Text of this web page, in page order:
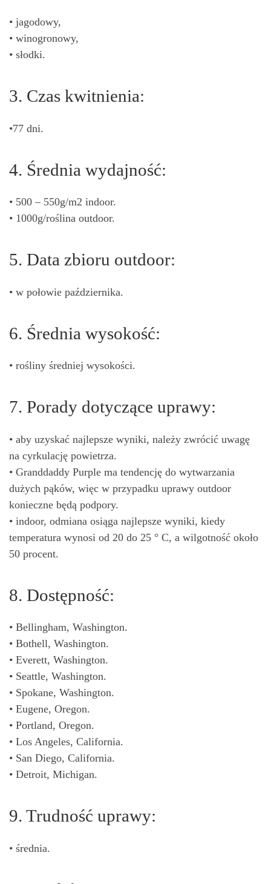
• jagodowy,
• winogronowy,
• słodki.
3. Czas kwitnienia:
•77 dni.
4. Średnia wydajność:
• 500 – 550g/m2 indoor.
• 1000g/roślina outdoor.
5. Data zbioru outdoor:
• w połowie października.
6. Średnia wysokość:
• rośliny średniej wysokości.
7. Porady dotyczące uprawy:
• aby uzyskać najlepsze wyniki, należy zwrócić uwagę
na cyrkulację powietrza.
• Granddaddy Purple ma tendencję do wytwarzania
dużych pąków, więc w przypadku uprawy outdoor
konieczne będą podpory.
• indoor, odmiana osiąga najlepsze wyniki, kiedy
temperatura wynosi od 20 do 25 ° C, a wilgotność około
50 procent.
8. Dostępność:
• Bellingham, Washington.
• Bothell, Washington.
• Everett, Washington.
• Seattle, Washington.
• Spokane, Washington.
• Eugene, Oregon.
• Portland, Oregon.
• Los Angeles, California.
• San Diego, California.
• Detroit, Michigan.
9. Trudność uprawy:
• średnia.